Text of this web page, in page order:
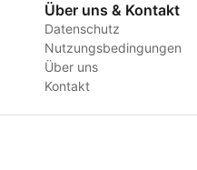
Über uns & Kontakt
Datenschutz
Nutzungsbedingungen
Über uns
Kontakt